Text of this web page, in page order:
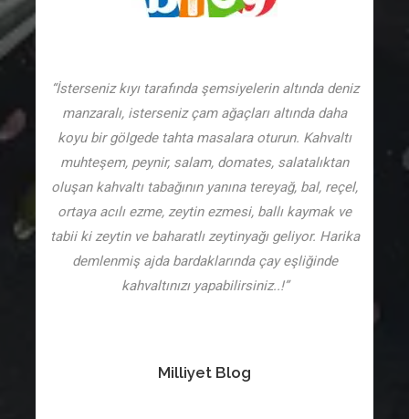
“İsterseniz kıyı tarafında şemsiyelerin altında deniz
manzaralı, isterseniz çam ağaçları altında daha
koyu bir gölgede tahta masalara oturun. Kahvaltı
muhteşem, peynir, salam, domates, salatalıktan
oluşan kahvaltı tabağının yanına tereyağ, bal, reçel,
ortaya acılı ezme, zeytin ezmesi, ballı kaymak ve
tabii ki zeytin ve baharatlı zeytinyağı geliyor. Harika
demlenmiş ajda bardaklarında çay eşliğinde
kahvaltınızı yapabilirsiniz..!”
Milliyet Blog